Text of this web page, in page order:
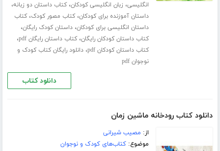
انگلیسی، زبان انگلیسی کودکان،کتاب داستان دو زبانه،
داستان آموزنده برای کودکان،کتاب مصور کودک،کتاب
داستان انگلیسی برای کودکان،داستان کودک رایگان،
کتاب داستان کودکان رایگان،کتاب داستان رایگان pdf ،
کتاب داستان کودکان pdf ،دانلود رایگان کتاب کودک و
نوجوان pdf
دانلود کتاب
دانلود کتاب رودخانه ماشین زمان
از: مصیب شیرانی
موضوع:کتاب‌های کودک و نوجوان